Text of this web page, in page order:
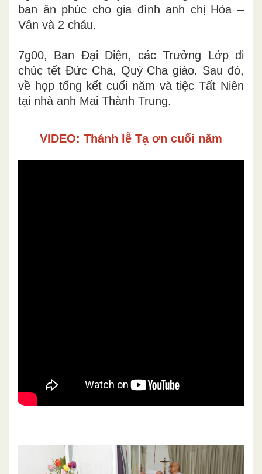
ban ân phúc cho gia đình anh chị Hóa –
Vân và 2 cháu.
7g00, Ban Đại Diện, các Trưởng Lớp đi
chúc tết Đức Cha, Quý Cha giáo. Sau đó,
về họp tổng kết cuối năm và tiệc Tất Niên
tại nhà anh Mai Thành Trung.
VIDEO: Thánh lễ Tạ ơn cuối năm